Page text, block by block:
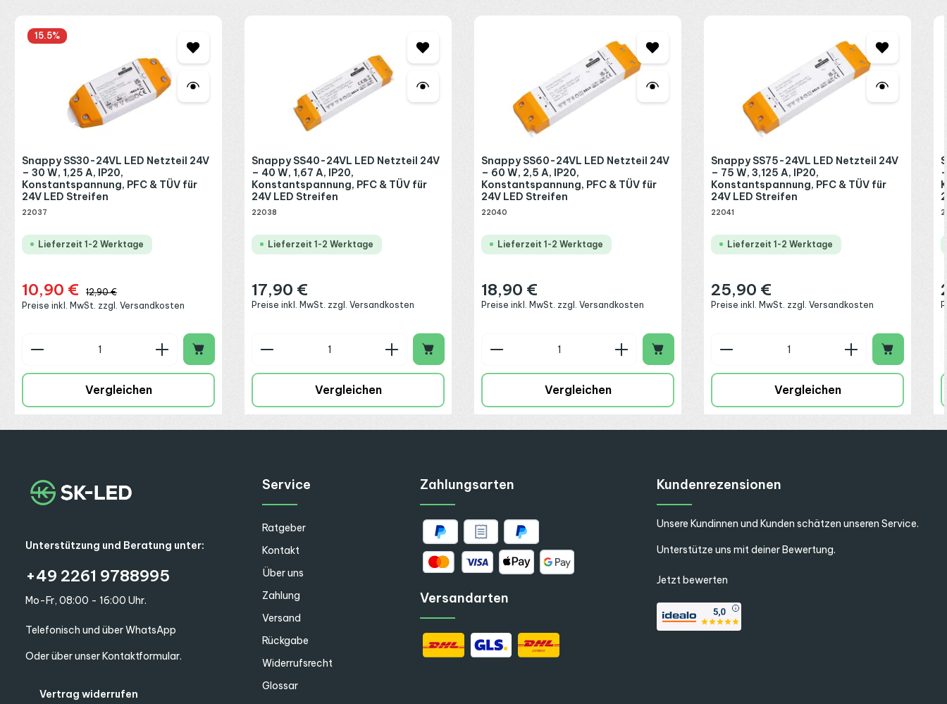
geschützt oder in ein wettergeschütztes Gehäuse. Ob als farbige Akzentlinie oder als neutralweiße
indirekte Beleuchtung , bei Fragen zur Steuerung oder zur Dimensionierung beraten wir dich
gerne telefonisch, per E-Mail oder über
Produktgalerie überspringen
15.5%
Snappy SS30-24VL LED Netzteil 24V
– 30 W, 1,25 A, IP20,
Konstantspannung, PFC & TÜV für
24V LED Streifen
22037
Lieferzeit 1-2 Werktage
Verkaufspreis:
10,90 € Regulärer Preis:
12,90 €
Preise inkl. MwSt. zzgl. Versandkosten
Produkt Anzahl: Gib den gewünschten Wert ein oder benutze die Schaltflächen um die Anzahl zu erhöhen oder
Vergleichen
Snappy SS40-24VL LED Netzteil 24V
– 40 W, 1,67 A, IP20,
Konstantspannung, PFC & TÜV für
24V LED Streifen
22038
Lieferzeit 1-2 Werktage
Regulärer Preis:
17,90 €
Preise inkl. MwSt. zzgl. Versandkosten
Produkt Anzahl: Gib den gewünschten Wert ein oder benutze die Schaltflächen um
Vergleichen
Snappy SS60-24VL LED Netzteil 24V
– 60 W, 2,5 A, IP20,
Konstantspannung, PFC & TÜV für
24V LED Streifen
22040
Lieferzeit 1-2 Werktage
Regulärer Preis:
18,90 €
Preise inkl. MwSt. zzgl. Versandkosten
Produkt Anzahl: Gib den gewünschten Wert ein oder
Vergleichen
Snappy SS75-24VL LED Netzteil 24V
– 75 W, 3,125 A, IP20,
Konstantspannung, PFC & TÜV für
24V LED Streifen
22041
Lieferzeit 1-2 Werktage
Regulärer Preis:
25,90 €
Preise inkl. MwSt. zzgl. Versandkosten
Produkt Anzahl: Gib den
Vergleichen
Unterstützung und Beratung unter:
+49 2261 9788995
Mo-Fr, 08:00 - 16:00 Uhr.
Telefonisch und über WhatsApp
Oder über unserKontaktformular.
Vertrag widerrufen
Service
Ratgeber
Kontakt
Über uns
Zahlung
Versand
Rückgabe
Widerrufsrecht
Glossar
Zahlungsarten
Versandarten
Kundenrezensionen
Unsere Kundinnen und Kunden schätzen unseren Service.
Unterstütze uns mit deiner Bewertung.
Jetzt bewerten